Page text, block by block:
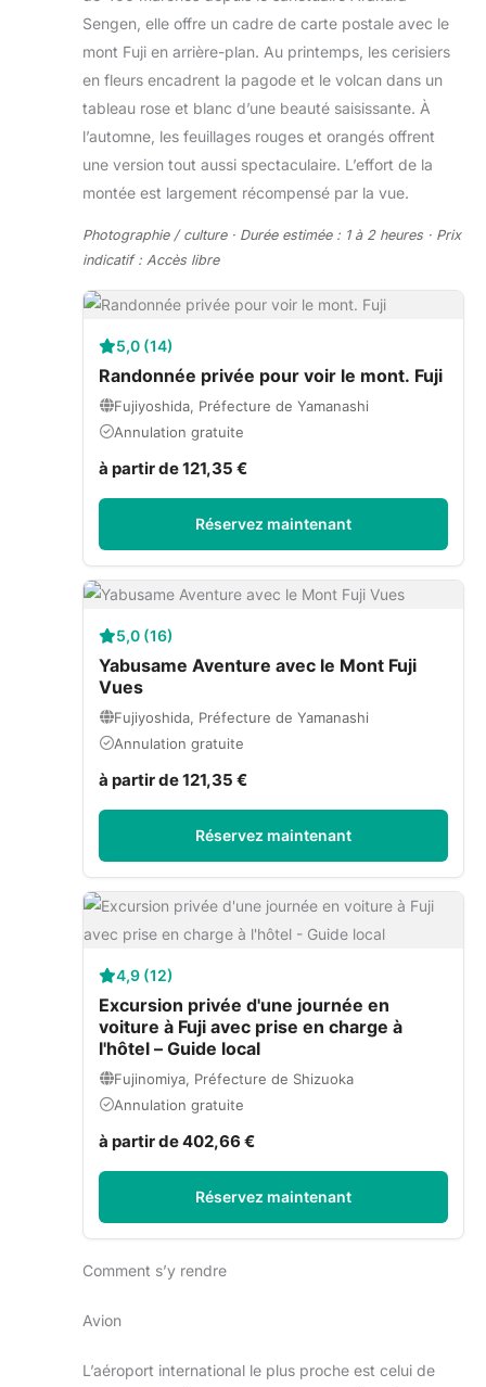
Sengen, elle offre un cadre de carte postale avec le
mont Fuji en arrière-plan. Au printemps, les cerisiers
en fleurs encadrent la pagode et le volcan dans un
tableau rose et blanc d’une beauté saisissante. À
l’automne, les feuillages rouges et orangés offrent
une version tout aussi spectaculaire. L’effort de la
montée est largement récompensé par la vue.
Photographie / culture · Durée estimée : 1 à 2 heures · Prix
indicatif : Accès libre
5,0 (14)
Randonnée privée pour voir le mont. Fuji
Fujiyoshida, Préfecture de Yamanashi
Annulation gratuite
à partir de 121,35 €
Réservez maintenant
5,0 (16)
Yabusame Aventure avec le Mont Fuji
Vues
Fujiyoshida, Préfecture de Yamanashi
Annulation gratuite
à partir de 121,35 €
Réservez maintenant
4,9 (12)
Excursion privée d'une journée en
voiture à Fuji avec prise en charge à
l'hôtel – Guide local
Fujinomiya, Préfecture de Shizuoka
Annulation gratuite
à partir de 402,66 €
Réservez maintenant
Comment s’y rendre
Avion
L’aéroport international le plus proche est celui de